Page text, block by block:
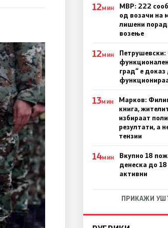
12МИН
МВР: 222
од возачи на
лишени
возење
12МИН
град“ е
13МИН
Марков:
книга,
избираат
резултати, а
тензии
14МИН
Вкупно 18
денеска до
активни
ПРИКАЖИ